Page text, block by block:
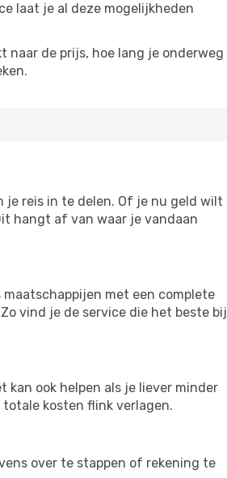
laat je al deze mogelijkheden
naar de prijs, hoe lang je onderweg
je reis in te delen. Of je nu geld wilt
hangt af van waar je vandaan
met een complete
vind je de service die het beste bij
ook helpen als je liever minder
kosten flink verlagen.
over te stappen of rekening te